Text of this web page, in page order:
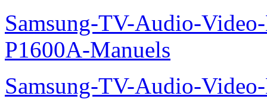
Samsung-TV-Audio-
P1600A-Manuels
Samsung-TV-Audio-